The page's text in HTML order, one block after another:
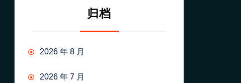
归档
2026 年 8 月
2026 年 7 月